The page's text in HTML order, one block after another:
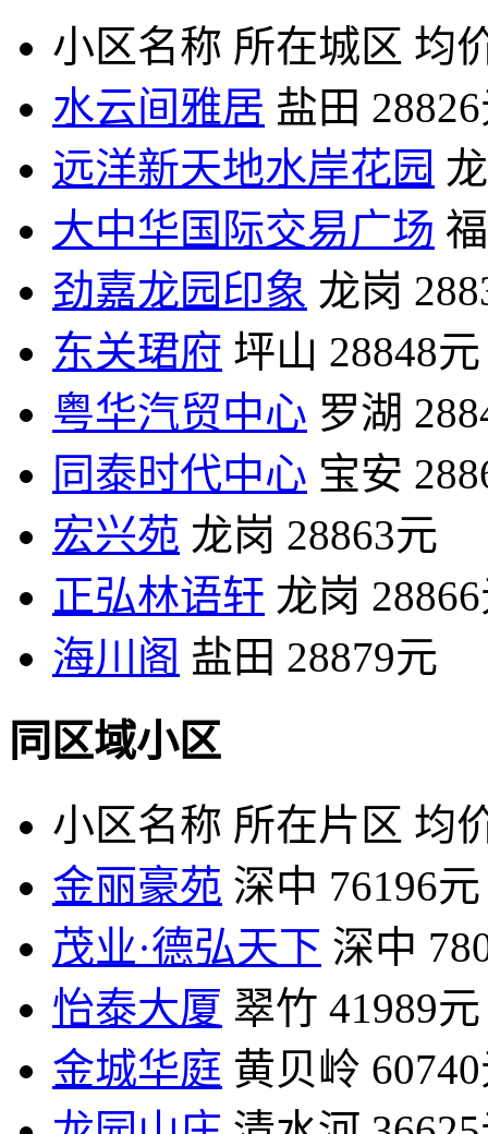
小区名称 所在城区 均
水云间雅居 盐田
远洋新天地水岸花园
大中华国际交易广场
劲嘉龙园印象 龙岗
东关珺府 坪山 28848元
粤华汽贸中心 罗湖
同泰时代中心 宝安
宏兴苑 龙岗 28863元
正弘林语轩 龙岗
海川阁 盐田 28879元
同区域小区
小区名称 所在片区 均
金丽豪苑 深中 76196元
茂业·德弘天下 深中
怡泰大厦 翠竹 41989元
金城华庭 黄贝岭